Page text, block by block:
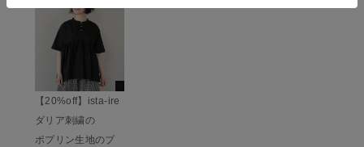
【20%off】ista-ire
ダリア刺繍の
ポプリン生地のブ